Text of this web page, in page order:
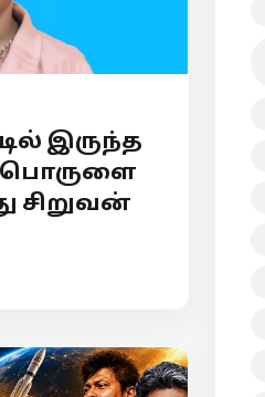
இருந்த
பொருளை
சிறுவன்